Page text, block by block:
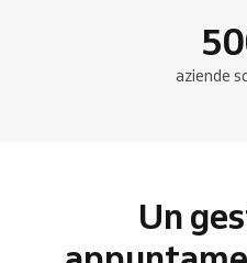
aziende
Un